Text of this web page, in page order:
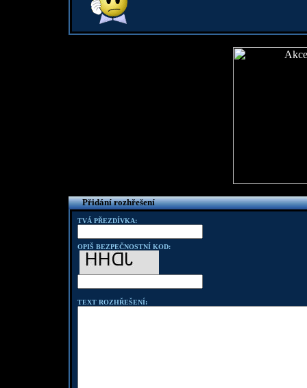
Přidání rozhřešení
TVÁ PŘEZDÍVKA:
OPIŠ BEZPEČNOSTNÍ KOD:
TEXT ROZHŘEŠENÍ: